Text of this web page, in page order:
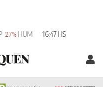
27% HUM 16:47 HS